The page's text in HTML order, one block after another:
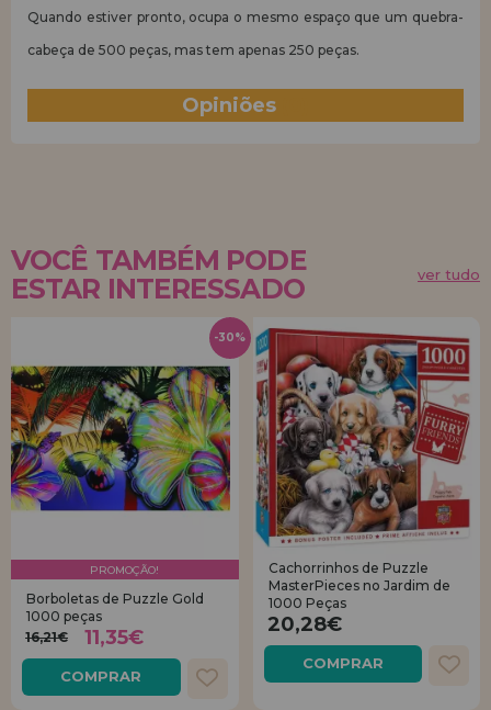
Quando estiver pronto, ocupa o mesmo espaço que um quebra-
cabeça de 500 peças, mas tem apenas 250 peças.
Opiniões
VOCÊ TAMBÉM PODE
ESTAR INTERESSADO
ver tudo
PROMOÇÃO!
Borboletas de Puzzle Gold
1000 peças
16,21€
11,35€
COMPRAR
-30%
Cachorrinhos de Puzzle
MasterPieces no Jardim de
1000 Peças
20,28€
COMPRAR